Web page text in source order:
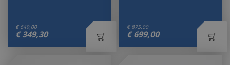
€ 649,00
€ 349,30
€ 875,00
€ 699,00